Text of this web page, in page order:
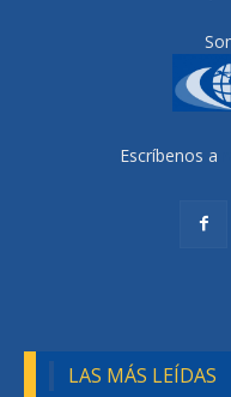
Escríbenos a
LAS MÁS LEÍDAS